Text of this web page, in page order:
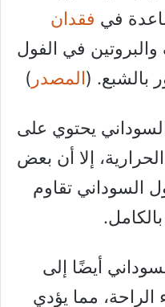
في فقدان
في الفول
بالشبع. (المصدر )
يحتوي على
إلا أن بعض
السوداني تقاوم
أيضًا إلى
الراحة، مما يؤدي